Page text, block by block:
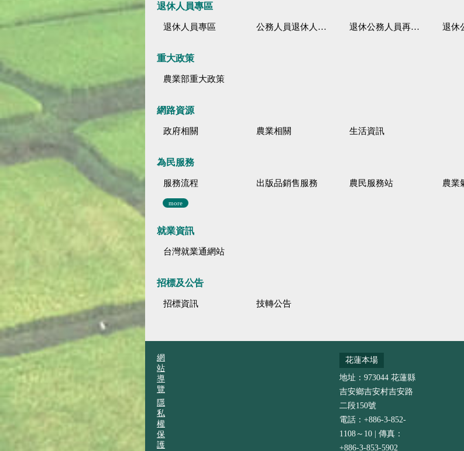
退休人員專區
退休人員專區 公務人員退休人員法施行細則 退休公務人員再任職務 退休公教
重大政策
農業部重大政策
網路資源
政府相關 農業相關 生活資訊
為民服務
服務流程 出版品銷售服務 農民服務站 農業
more
就業資訊
台灣就業通網站
招標及公告
招標資訊 技轉公告
網
站
導
覽
隱
私
權
保
護
花蓮本場
地址：973044 花蓮縣
吉安鄉吉安村吉安路
二段150號
電話：+886-3-852-
1108～10 | 傳真：
+886-3-853-5902